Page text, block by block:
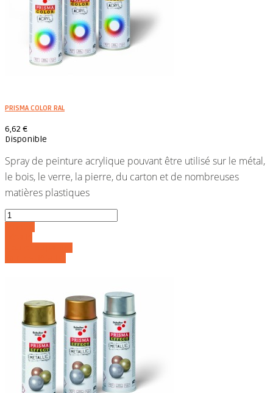
PRISMA COLOR RAL
6,62 €
Disponible
Spray de peinture acrylique pouvant être utilisé sur le métal,
le bois, le verre, la pierre, du carton et de nombreuses
matières plastiques